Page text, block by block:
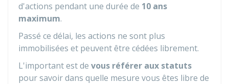
d'actions pendant une durée de 10 ans
maximum.
Passé ce délai, les actions ne sont plus
immobilisées et peuvent être cédées librement.
L'important est de vous référer aux statuts
pour savoir dans quelle mesure vous êtes libre de